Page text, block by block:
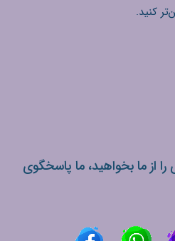
کنید.
از ما بخواهید، ما پاسخگوی